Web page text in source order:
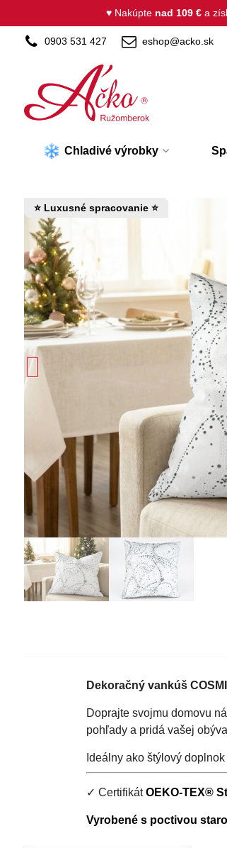
♥ Nakúpte nad 109 € a
0903 531 427 eshop@acko.sk
Chladivé výrobky
⭐ Luxusné spracovanie ⭐
Dekoračný vankúš
Doprajte svojmu domovu
pohľady a pridá vašej
Ideálny ako štýlový
✓ CertifikátOEKO-TEX®
Vyrobené s poctivou